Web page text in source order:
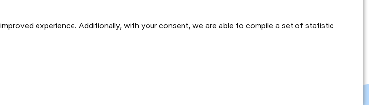
experience. Additionally, with your consent, we are able to compile a set of statistic
Utveckling